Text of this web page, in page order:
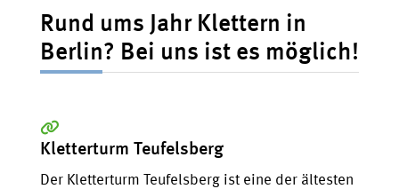
Rund ums Jahr Klettern in
Berlin? Bei uns ist es möglich!
Kletterturm Teufelsberg
Der Kletterturm Teufelsberg ist eine der ältesten